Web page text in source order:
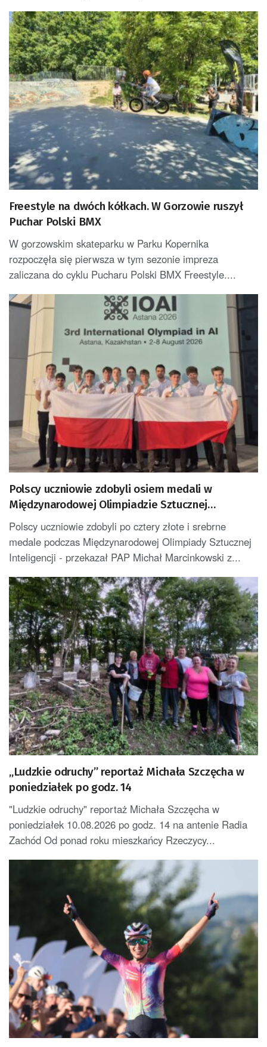
Freestyle na dwóch kółkach. W Gorzowie ruszył
Puchar Polski BMX
W gorzowskim skateparku w Parku Kopernika
rozpoczęła się pierwsza w tym sezonie impreza
zaliczana do cyklu Pucharu Polski BMX Freestyle....
Polscy uczniowie zdobyli osiem medali w
Międzynarodowej Olimpiadzie Sztucznej
Inteligencji
Polscy uczniowie zdobyli po cztery złote i srebrne
medale podczas Międzynarodowej Olimpiady Sztucznej
Inteligencji - przekazał PAP Michał Marcinkowski z...
„Ludzkie odruchy” reportaż Michała Szczęcha w
poniedziałek po godz. 14
"Ludzkie odruchy" reportaż Michała Szczęcha w
poniedziałek 10.08.2026 po godz. 14 na antenie Radia
Zachód Od ponad roku mieszkańcy Rzeczycy...